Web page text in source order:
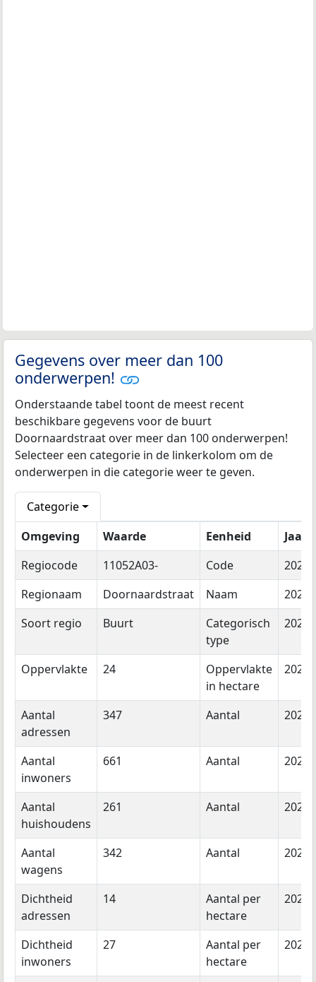
Gegevens over meer dan 100
onderwerpen!
Onderstaande tabel toont de meest recent
beschikbare gegevens voor de buurt
Doornaardstraat over meer dan 100 onderwerpen!
Selecteer een categorie in de linkerkolom om de
onderwerpen in die categorie weer te geven.
Categorie
Omgeving
Waarde Eenheid
Jaar
Regiocode
11052A03- Code
2026
Regionaam
Doornaardstraat Naam
2026
Soort regio
Buurt
Categorisch
type
2026
Oppervlakte 24
Oppervlakte
in hectare
2026
Aantal
adressen
347 Aantal 2026
Aantal
inwoners
661 Aantal 2024
Aantal
huishoudens
261 Aantal 2024
Aantal
wagens
342 Aantal 2023
Dichtheid
adressen
14
Aantal per
hectare
2026
Dichtheid
inwoners
27
Aantal per
hectare
2024